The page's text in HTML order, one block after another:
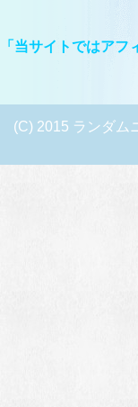
「当サイトではア
(C) 2015 ランダム